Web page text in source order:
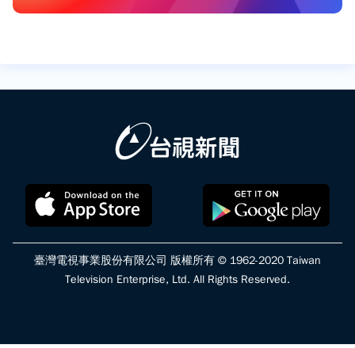
臺灣電視事業股份有限公司 版權所有 © 1962-2020 Taiwan
Television Enterprise, Ltd. All Rights Reserved.